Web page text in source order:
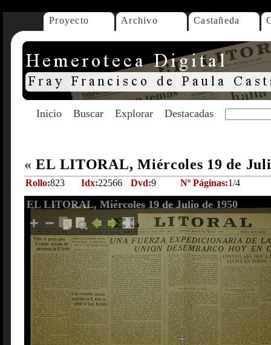
Proyecto Archivo Castañeda
Inicio Buscar Explorar Destacadas
« EL LITORAL, Miércoles 19 de
Rollo:823 Idx:22566 Dvd:9 Nº Páginas:1/4
EL LITORAL, Miércoles 19 de Julio de 1950